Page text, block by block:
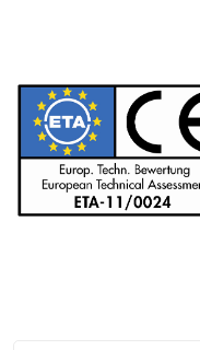
astillas
La transmisión TX
cuando se atornilla